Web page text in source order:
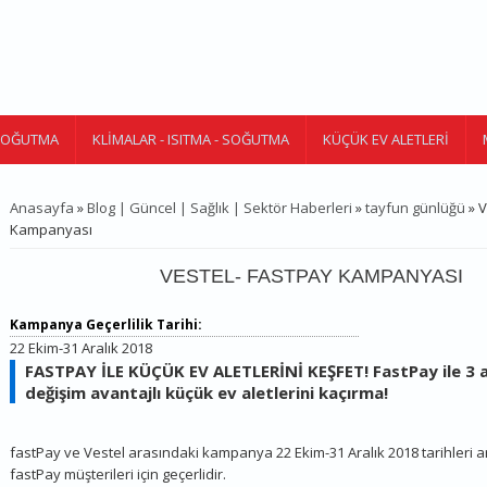
KLIMALAR - ISITMA - SOĞUTMA KÜÇÜK EV ALETLERI
BURADASINIZ
Anasayfa »Blog | Güncel | Sağlık | Sektör Haberleri »tayfun günlüğü »
Kampanyası
VESTEL- FASTPAY KAMPANYASI
Kampanya Geçerlilik Tarihi:
22 Ekim-31 Aralık 2018
FASTPAY İLE KÜÇÜK EV ALETLERİNİ KEŞFET! FastPay ile
değişim avantajlı küçük ev aletlerini kaçırma!
fastPay ve Vestel arasındaki kampanya 22 Ekim-31 Aralık 2018 tarihleri
fastPay müşterileri için geçerlidir.